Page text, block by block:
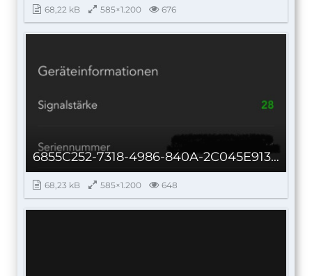
68,22 kB 585×1.200 676
6855C252-7318-4986-840A-2C045E913CA0_autoscaled.jpg
68,23 kB 585×1.200 648